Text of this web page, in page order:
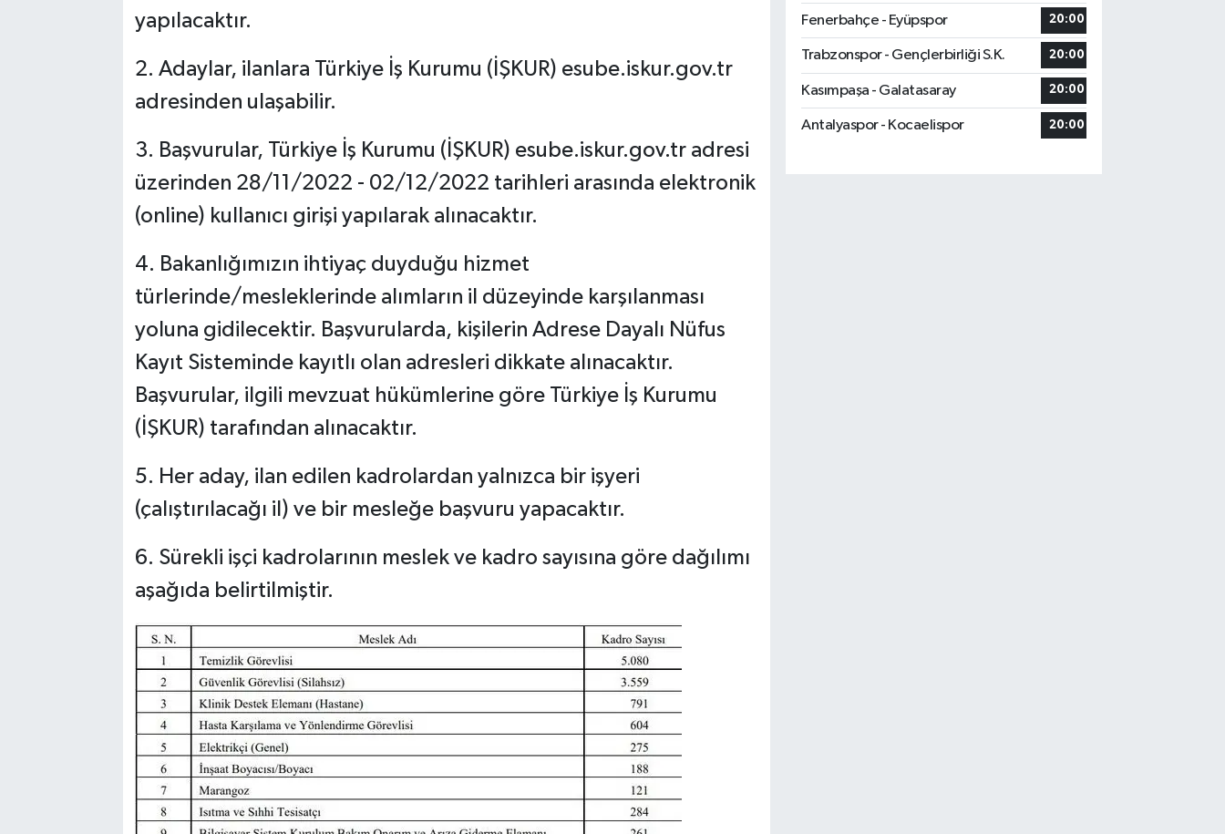
yapılacaktır.
2. Adaylar, ilanlara Türkiye İş Kurumu (İŞKUR) esube.iskur.gov.tr
adresinden ulaşabilir.
3. Başvurular, Türkiye İş Kurumu (İŞKUR) esube.iskur.gov.tr adresi
üzerinden 28/11/2022 - 02/12/2022 tarihleri arasında elektronik
(online) kullanıcı girişi yapılarak alınacaktır.
4. Bakanlığımızın ihtiyaç duyduğu hizmet
türlerinde/mesleklerinde alımların il düzeyinde karşılanması
yoluna gidilecektir. Başvurularda, kişilerin Adrese Dayalı Nüfus
Kayıt Sisteminde kayıtlı olan adresleri dikkate alınacaktır.
Başvurular, ilgili mevzuat hükümlerine göre Türkiye İş Kurumu
(İŞKUR) tarafından alınacaktır.
5. Her aday, ilan edilen kadrolardan yalnızca bir işyeri
(çalıştırılacağı il) ve bir mesleğe başvuru yapacaktır.
6. Sürekli işçi kadrolarının meslek ve kadro sayısına göre dağılımı
aşağıda belirtilmiştir.
Fenerbahçe - Eyüpspor 20:00
Trabzonspor - Gençlerbirliği S.K. 20:00
Kasımpaşa - Galatasaray 20:00
Antalyaspor - Kocaelispor 20:00